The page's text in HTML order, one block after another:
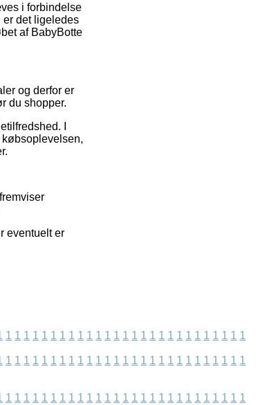
i forbindelse
er det ligeledes
af BabyBotte
og derfor er
du shopper.
I
eventuelt er
1 1 1 1 1 1 1 1 1 1 1 1 1 1 1 1 1 1 1 1 1 1 1 1 1 1 1
1 1 1 1 1 1 1 1 1 1 1 1 1 1 1 1 1 1 1 1 1 1 1 1 1 1 1
1 1 1 1 1 1 1 1 1 1 1 1 1 1 1 1 1 1 1 1 1 1 1 1 1 1 1